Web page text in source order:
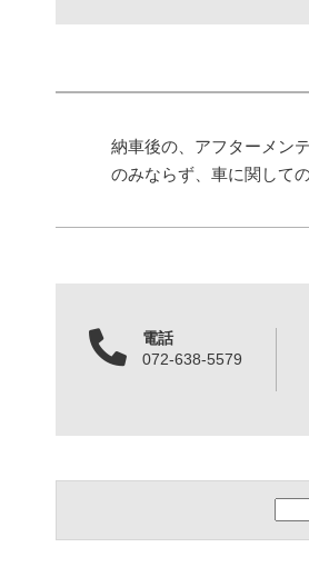
納車後の、アフターメン
のみならず、車に関して
電話
072-638-5579